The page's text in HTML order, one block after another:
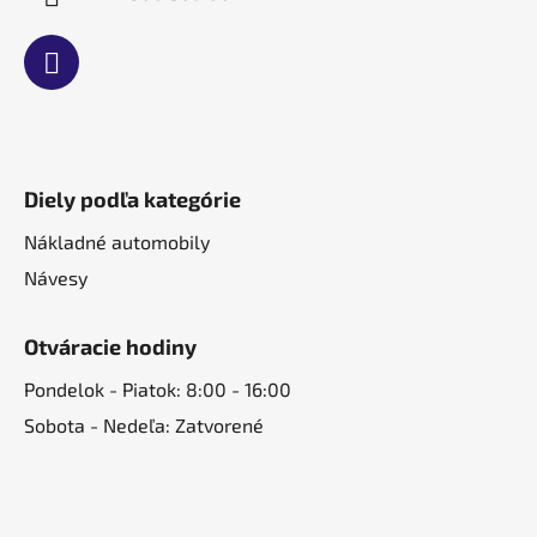
Diely podľa kategórie
Nákladné automobily
Návesy
Otváracie hodiny
Pondelok - Piatok: 8:00 - 16:00
Sobota - Nedeľa: Zatvorené